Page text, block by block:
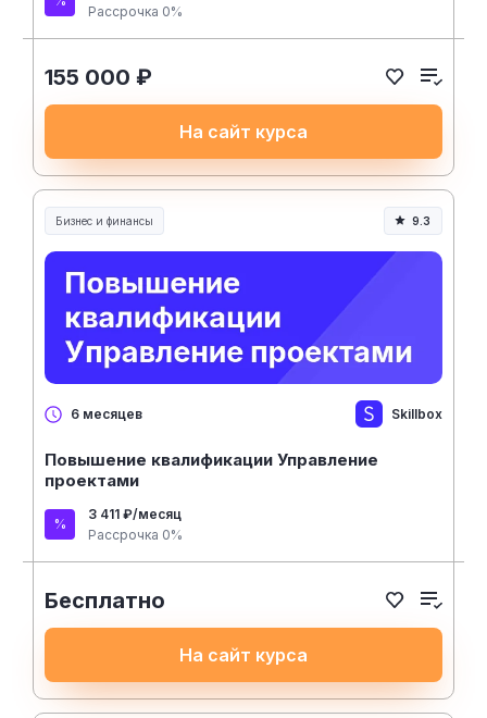
Рассрочка 0%
155 000 ₽
На сайт курса
Бизнес и финансы 9.3
6 месяцев Skillbox
Повышение квалификации Управление
проектами
3 411 ₽/месяц
Рассрочка 0%
Бесплатно
На сайт курса